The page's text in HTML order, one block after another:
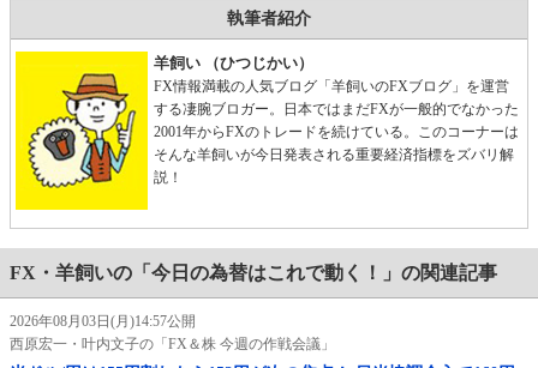
執筆者紹介
羊飼い （ひつじかい）
FX情報満載の人気ブログ「羊飼いのFXブログ」を運営
する凄腕ブロガー。日本ではまだFXが一般的でなかった
2001年からFXのトレードを続けている。このコーナーは
そんな羊飼いが今日発表される重要経済指標をズバリ解
説！
FX・羊飼いの「今日の為替はこれで動く！」の関連記事
2026年08月03日(月)14:57公開
西原宏一・叶内文子の「FX＆株 今週の作戦会議」